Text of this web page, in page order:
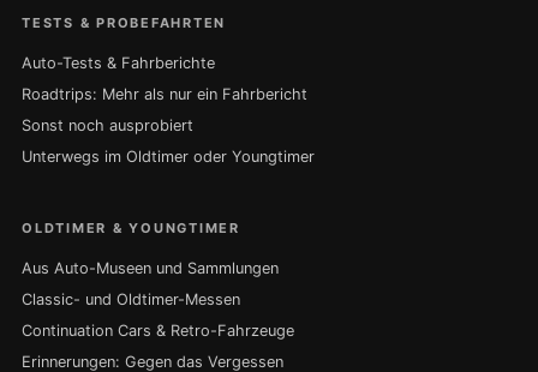
TESTS & PROBEFAHRTEN
Auto-Tests & Fahrberichte
Roadtrips: Mehr als nur ein Fahrbericht
Sonst noch ausprobiert
Unterwegs im Oldtimer oder Youngtimer
OLDTIMER & YOUNGTIMER
Aus Auto-Museen und Sammlungen
Classic- und Oldtimer-Messen
Continuation Cars & Retro-Fahrzeuge
Erinnerungen: Gegen das Vergessen